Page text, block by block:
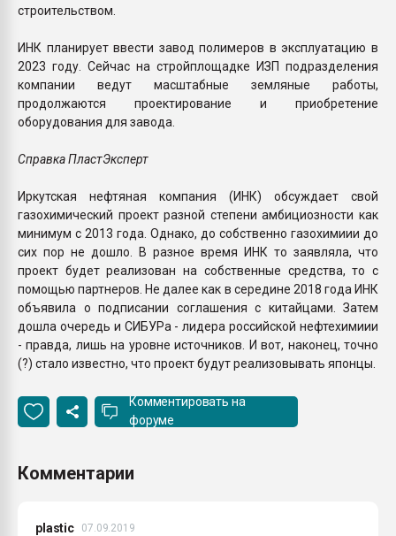
строительством.
ИНК планирует ввести завод полимеров в эксплуатацию в
2023 году. Сейчас на стройплощадке ИЗП подразделения
компании ведут масштабные земляные работы,
продолжаются проектирование и приобретение
оборудования для завода.
Справка ПластЭксперт
Иркутская нефтяная компания (ИНК) обсуждает свой
газохимический проект разной степени амбициозности как
минимум с 2013 года. Однако, до собственно газохимиии до
сих пор не дошло. В разное время ИНК то заявляла, что
проект будет реализован на собственные средства, то с
помощью партнеров. Не далее как в середине 2018 года ИНК
объявила о подписании соглашения с китайцами. Затем
дошла очередь и СИБУРа - лидера российской нефтехимиии
- правда, лишь на уровне источников. И вот, наконец, точно
(?) стало известно, что проект будут реализовывать японцы.
Комментировать на
форуме
Комментарии
plastic
07.09.2019